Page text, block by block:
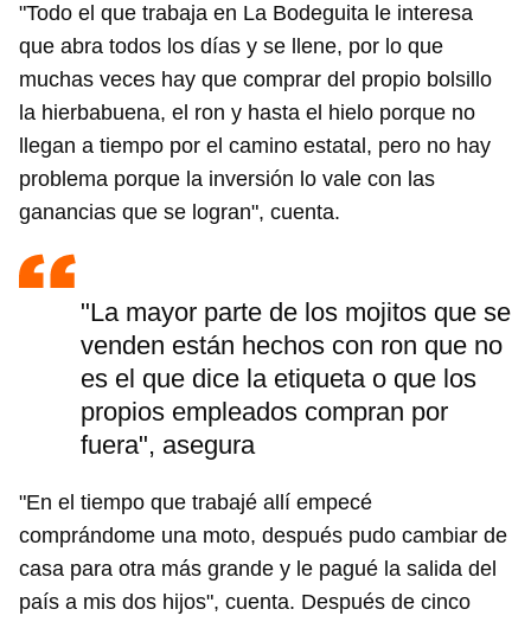
"Todo el que trabaja en La Bodeguita le interesa
que abra todos los días y se llene, por lo que
muchas veces hay que comprar del propio bolsillo
la hierbabuena, el ron y hasta el hielo porque no
llegan a tiempo por el camino estatal, pero no hay
problema porque la inversión lo vale con las
ganancias que se logran", cuenta.
"La mayor parte de los mojitos que se
venden están hechos con ron que no
es el que dice la etiqueta o que los
propios empleados compran por
fuera", asegura
"En el tiempo que trabajé allí empecé
comprándome una moto, después pudo cambiar de
casa para otra más grande y le pagué la salida del
país a mis dos hijos", cuenta. Después de cinco